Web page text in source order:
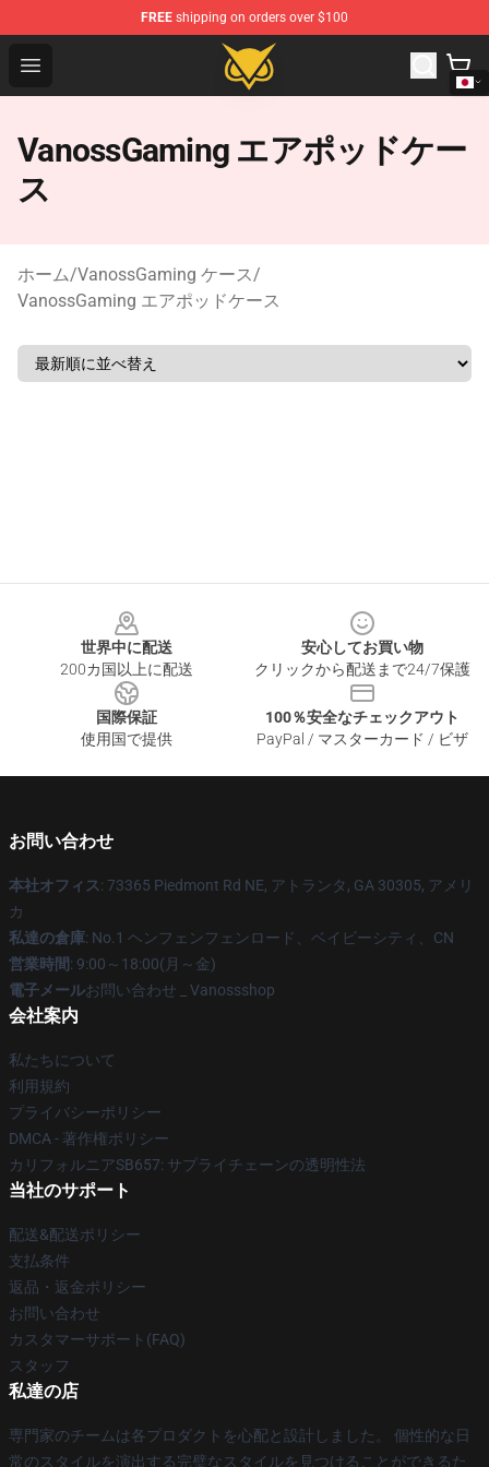
FREE shipping on orders over $100
Open menu
Vanossgaming Store - Official Vanossgaming
VanossGaming エアポッドケー
ス
ホーム/VanossGaming ケース/
VanossGaming エアポッドケース
世界中に配送
200カ国以上に配送
安心してお買い物
クリックから配送まで24/7保護
国際保証
使用国で提供
100％安全なチェックアウト
PayPal / マスターカード / ビザ
お問い合わせ
本社オフィス: 73365 Piedmont Rd NE, アトランタ, GA 30305, アメリ
カ
私達の倉庫: No.1 ヘンフェンフェンロード、ベイビーシティ、CN
営業時間: 9:00～18:00(月～金)
電子メールお問い合わせ _ Vanossshop
会社案内
私たちについて
利用規約
プライバシーポリシー
DMCA - 著作権ポリシー
カリフォルニアSB657: サプライチェーンの透明性法
当社のサポート
配送&配送ポリシー
支払条件
返品・返金ポリシー
お問い合わせ
カスタマーサポート(FAQ)
スタッフ
私達の店
専門家のチームは各プロダクトを心配と設計しました。 個性的な日
常のスタイルを演出する完璧なスタイルを見つけることができるた